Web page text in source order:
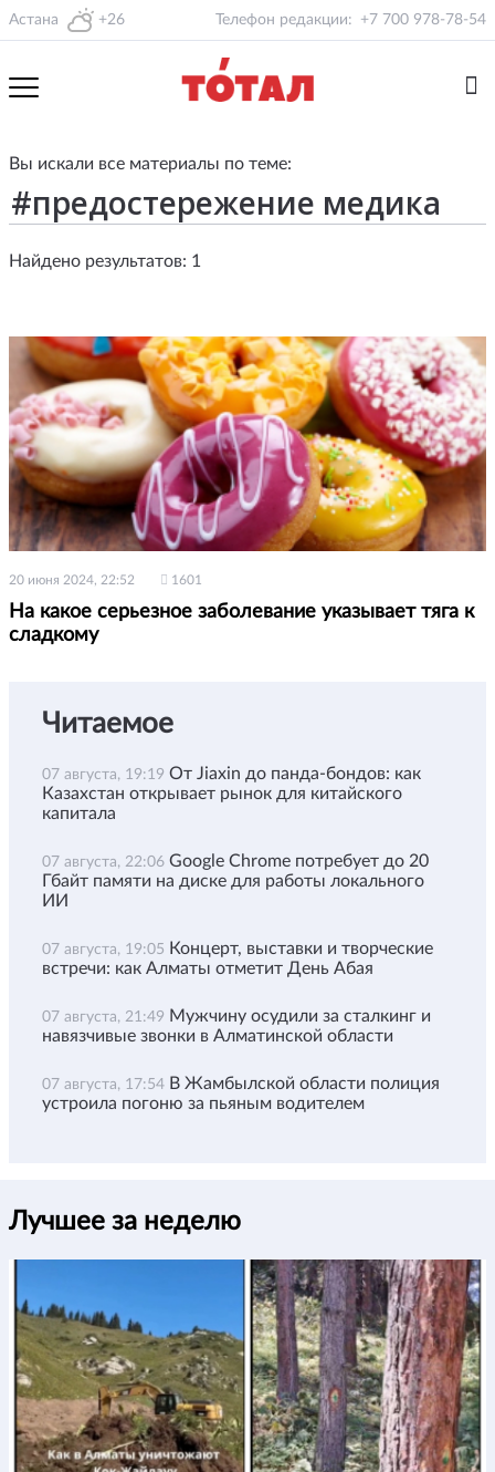
Астана +26 Телефон редакции: +7 700 978-78-54
Вы искали все материалы по теме:
Найдено результатов: 1
20 июня 2024, 22:52 1601
На какое серьезное заболевание указывает тяга к
сладкому
Читаемое
07 августа, 19:19 От Jiaxin до панда-бондов: как
Казахстан открывает рынок для китайского
капитала
07 августа, 22:06 Google Chrome потребует до 20
Гбайт памяти на диске для работы локального
ИИ
07 августа, 19:05 Концерт, выставки и творческие
встречи: как Алматы отметит День Абая
07 августа, 21:49 Мужчину осудили за сталкинг и
навязчивые звонки в Алматинской области
07 августа, 17:54 В Жамбылской области полиция
устроила погоню за пьяным водителем
Лучшее за неделю